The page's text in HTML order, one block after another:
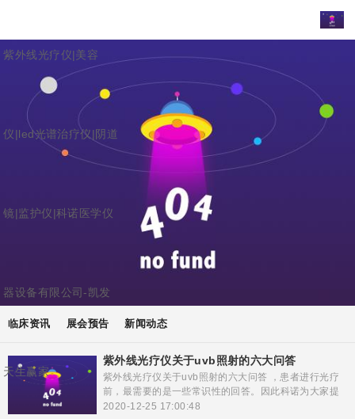
紫外线光疗仪|美容
仪|led光谱治疗仪|阴道
镜|监护仪|科诺医学仪
器设备有限公司-凯发
天生赢家
临床资讯 展会预告 新闻动态
紫外线光疗仪关于uvb照射的六大问答
紫外线光疗仪关于uvb照射的六大问答 ，患者进行光疗
前，最需要的是一些常识性的回答。因此科诺为大家提
供了这些，以供大家在治疗时有一个基础性的了解。
2020-12-25 17:00:48